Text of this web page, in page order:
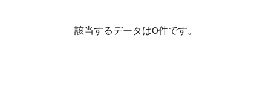
該当するデータは0件です。